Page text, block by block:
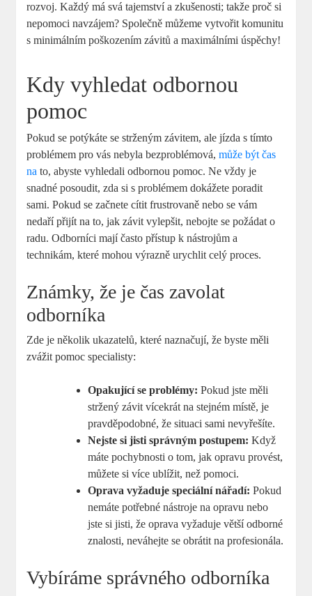
rozvoj. Každý má svá tajemství a zkušenosti; takže proč si
nepomoci navzájem? Společně můžeme vytvořit komunitu
s minimálním poškozením závitů a maximálními úspěchy!
Kdy vyhledat odbornou
pomoc
Pokud se potýkáte se strženým závitem, ale jízda s tímto
problémem pro vás nebyla bezproblémová,může být čas
na to, abyste vyhledali odbornou pomoc. Ne vždy je
snadné posoudit, zda si s problémem dokážete poradit
sami. Pokud se začnete cítit frustrovaně nebo se vám
nedaří přijít na to, jak závit vylepšit, nebojte se požádat o
radu. Odborníci mají často přístup k nástrojům a
technikám, které mohou výrazně urychlit celý proces.
Známky, že je čas zavolat
odborníka
Zde je několik ukazatelů, které naznačují, že byste měli
zvážit pomoc specialisty:
Opakující se problémy: Pokud jste měli
stržený závit vícekrát na stejném místě, je
pravděpodobné, že situaci sami nevyřešíte.
Nejste si jisti správným postupem: Když
máte pochybnosti o tom, jak opravu provést,
můžete si více ublížit, než pomoci.
Oprava vyžaduje speciální nářadí: Pokud
nemáte potřebné nástroje na opravu nebo
jste si jisti, že oprava vyžaduje větší odborné
znalosti, neváhejte se obrátit na profesionála.
Vybíráme správného odborníka